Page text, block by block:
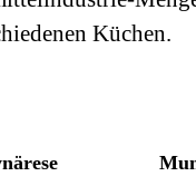
Küchen.